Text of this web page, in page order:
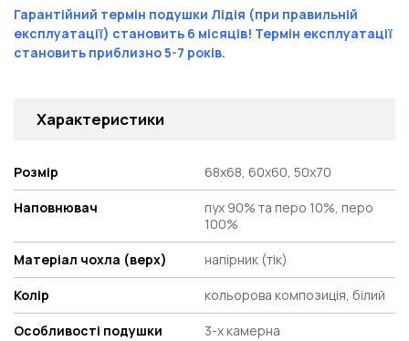
Гарантійний термін подушки Лідія (при правильній
експлуатації) становить 6 місяців! Термін експлуатації
становить приблизно 5-7 років.
Характеристики
Розмір 68х68, 60х60, 50х70
Наповнювач
пух 90% та перо 10%, перо
100%
Матеріал чохла (верх) напірник (тік)
Колір кольорова композиція, білий
Особливості подушки 3-х камерна